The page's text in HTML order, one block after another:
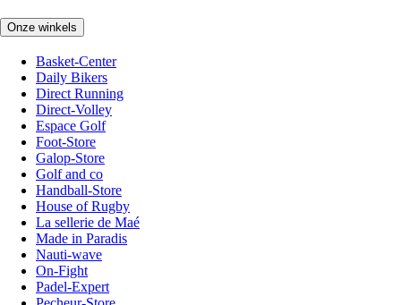
Onze winkels
Basket-Center
Daily Bikers
Direct Running
Direct-Volley
Espace Golf
Foot-Store
Galop-Store
Golf and co
Handball-Store
House of Rugby
La sellerie de Maé
Made in Paradis
Nauti-wave
On-Fight
Padel-Expert